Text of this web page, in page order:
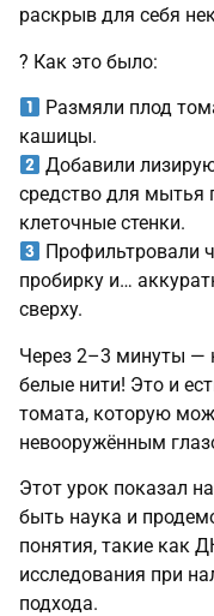
раскрыв для себя
? Как это было:
Размяли плод
кашицы.
Добавили
средство для мытья
клеточные стенки.
Профильтровали
пробирку и…
сверху.
Через 2–3 минуты —
белые нити! Это и
томата, которую
невооружённым
Этот урок показал
быть наука и
понятия, такие как
исследования при
подхода.